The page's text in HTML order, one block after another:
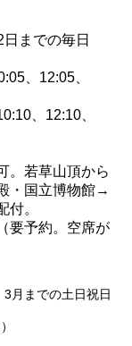
までの毎日
、12:05、
、12:10、
。若草山頂から
・国立博物館→
付。
要予約。空席が
月までの土日祝日